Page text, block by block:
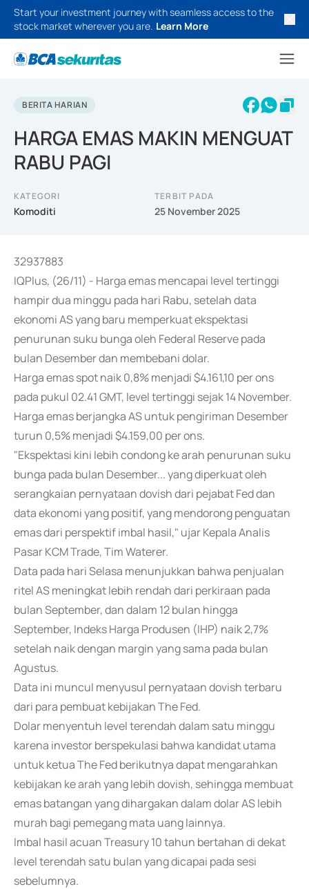
Start your investment journey with seamless access to the
stock market wherever you are. Learn More
BERITA HARIAN
HARGA EMAS MAKIN MENGUAT
RABU PAGI
KATEGORI
Komoditi
TERBIT PADA
25 November 2025
32937883
IQPlus, (26/11) - Harga emas mencapai level tertinggi
hampir dua minggu pada hari Rabu, setelah data
ekonomi AS yang baru memperkuat ekspektasi
penurunan suku bunga oleh Federal Reserve pada
bulan Desember dan membebani dolar.
Harga emas spot naik 0,8% menjadi $4.161,10 per ons
pada pukul 02.41 GMT, level tertinggi sejak 14 November.
Harga emas berjangka AS untuk pengiriman Desember
turun 0,5% menjadi $4.159,00 per ons.
"Ekspektasi kini lebih condong ke arah penurunan suku
bunga pada bulan Desember... yang diperkuat oleh
serangkaian pernyataan dovish dari pejabat Fed dan
data ekonomi yang positif, yang mendorong penguatan
emas dari perspektif imbal hasil," ujar Kepala Analis
Pasar KCM Trade, Tim Waterer.
Data pada hari Selasa menunjukkan bahwa penjualan
ritel AS meningkat lebih rendah dari perkiraan pada
bulan September, dan dalam 12 bulan hingga
September, Indeks Harga Produsen (IHP) naik 2,7%
setelah naik dengan margin yang sama pada bulan
Agustus.
Data ini muncul menyusul pernyataan dovish terbaru
dari para pembuat kebijakan The Fed.
Dolar menyentuh level terendah dalam satu minggu
karena investor berspekulasi bahwa kandidat utama
untuk ketua The Fed berikutnya dapat mengarahkan
kebijakan ke arah yang lebih dovish, sehingga membuat
emas batangan yang dihargakan dalam dolar AS lebih
murah bagi pemegang mata uang lainnya.
Imbal hasil acuan Treasury 10 tahun bertahan di dekat
level terendah satu bulan yang dicapai pada sesi
sebelumnya.